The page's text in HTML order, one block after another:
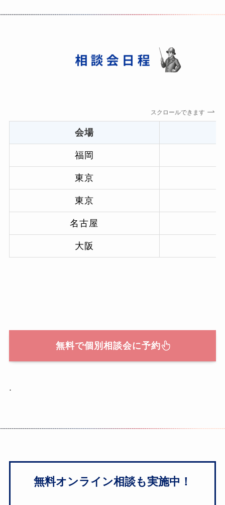
スクロールできます
会場
福岡
東京
東京
名古屋
大阪
無料で個別相談会に予約
.
無料オンライン相談も実施中！